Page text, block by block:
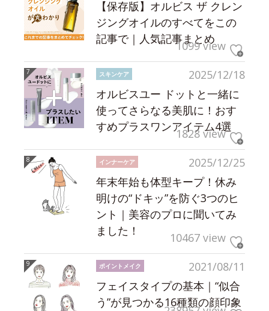
【保存版】オルビス ザ クレン
ジングオイルのすべてをこの
記事で｜人気記事まとめ
1099 view
2025/12/18
スキンケア
オルビスユー ドットと一緒に
使ってさらなる美肌に！おす
すめプラスワンアイテム4選
1828 view
2025/12/25
インナーケア
年末年始も体型キープ！休み
明けの“ドキッ”を防ぐ3つのヒ
ント｜美容のプロに聞いてみ
ました！
10467 view
2021/08/11
ポイントメイク
フェイスタイプの基本｜“似合
う”が見つかる16種類の顔印象